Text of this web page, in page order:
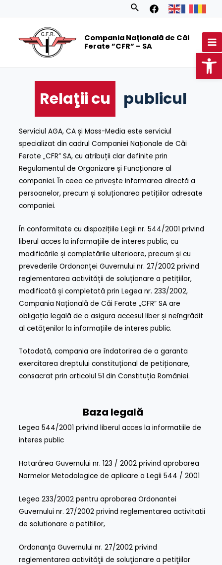
Search
Compania Națională de Căi
Ferate ”CFR” – SA
Relaţii cu publicul
Serviciul AGA, CA și Mass-Media este serviciul
specializat din cadrul Companiei Naționale de Căi
Ferate „CFR” SA, cu atribuții clar definite prin
Regulamentul de Organizare și Funcționare al
companiei. În ceea ce privește informarea directă a
persoanelor, precum și soluționarea petițiilor adresate
companiei.
În conformitate cu dispozițiile Legii nr. 544/2001 privind
liberul acces la informațiile de interes public, cu
modificările și completările ulterioare, precum și cu
prevederile Ordonanței Guvernului nr. 27/2002 privind
reglementarea activității de soluționare a petițiilor,
modificată și completată prin Legea nr. 233/2002,
Compania Națională de Căi Ferate „CFR” SA are
obligația legală de a asigura accesul liber și neîngrădit
al cetățenilor la informațiile de interes public.
Totodată, compania are îndatorirea de a garanta
exercitarea dreptului constituțional de petiționare,
consacrat prin articolul 51 din Constituția României.
Baza legală
Legea 544/2001 privind liberul acces la informatiile de
interes public
Hotarârea Guvernului nr. 123 / 2002 privind aprobarea
Normelor Metodologice de aplicare a Legii 544 / 2001
Legea 233/2002 pentru aprobarea Ordonantei
Guvernului nr. 27/2002 privind reglementarea activitatii
de solutionare a petitiilor,
Ordonanţa Guvernului nr. 27/2002 privind
reglementarea activităţii de soluţionare a petiţiilor